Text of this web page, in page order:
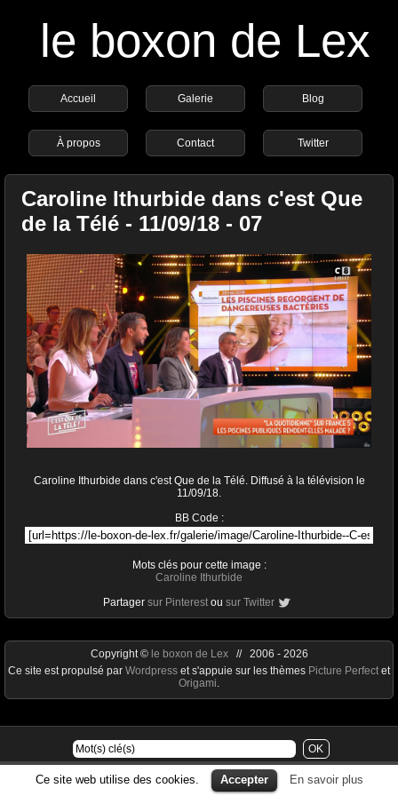
le boxon de Lex
Accueil Galerie Blog
À propos Contact Twitter
Caroline Ithurbide dans c'est Que
de la Télé - 11/09/18 - 07
Caroline Ithurbide dans c'est Que de la Télé. Diffusé à la télévision le
11/09/18.
BB Code :
Mots clés pour cette image :
Caroline Ithurbide
Partager sur Pinterest ou sur Twitter
Ce site web utilise des cookies. Accepter En savoir plus
Copyright © le boxon de Lex// 2006 - 2026
Ce site est propulsé par Wordpress et s'appuie sur les thèmes Picture Perfect et
Origami.